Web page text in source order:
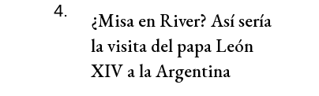
4.
¿Misa en River? Así sería
la visita del papa León
XIV a la Argentina